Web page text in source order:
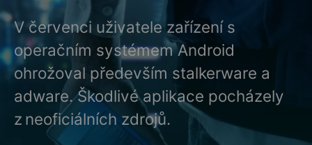
V červenci uživatele zařízení s
operačním systémem Android
ohrožoval především stalkerware a
adware. Škodlivé aplikace pocházely
z neoficiálních zdrojů.